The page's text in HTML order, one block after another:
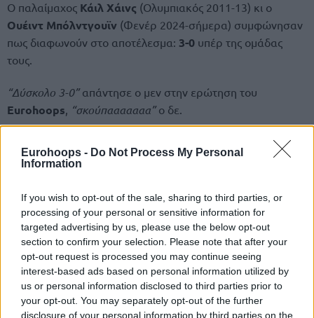
Eurohoops - Do Not Process My Personal
Information
If you wish to opt-out of the sale, sharing to third parties, or
processing of your personal or sensitive information for
targeted advertising by us, please use the below opt-out
section to confirm your selection. Please note that after your
opt-out request is processed you may continue seeing
interest-based ads based on personal information utilized by
us or personal information disclosed to third parties prior to
your opt-out. You may separately opt-out of the further
disclosure of your personal information by third parties on the
Ο παλαίμαχος Κάιλ Χάινς (Ολυμπιακός 2011-13) κι ο
Ουέιντ Μπόλντγουϊν (Φενέρ 2024-σήμερα) συμφώνησαν
πως διαφωνούν στο αποτέλεσμα: 3-0 υπέρ της ομάδας
τους.
“Δύσκολο 3-0”απάντησε ο μεν στην ερώτηση του
Eurohoops “σκούπααααααα”ο δε.